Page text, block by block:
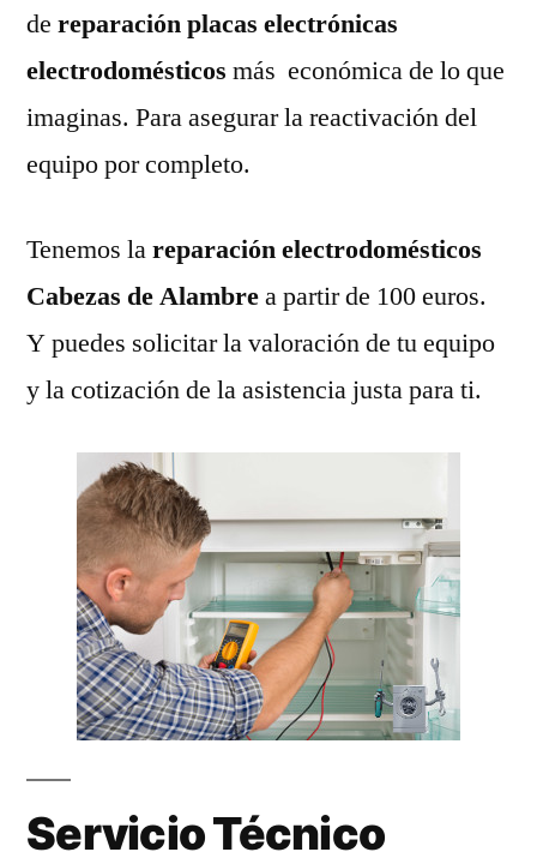
de reparación placas electrónicas
electrodomésticos más económica de lo que
imaginas. Para asegurar la reactivación del
equipo por completo.
Tenemos lareparación electrodomésticos
Cabezas de Alambrea partir de 100 euros.
Y puedes solicitar la valoración de tu equipo
y la cotización de la asistencia justa para ti.
Servicio Técnico